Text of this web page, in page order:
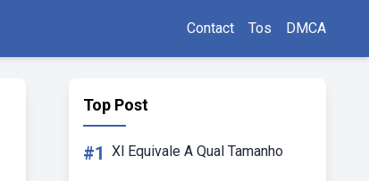
Contact Tos DMCA
Top Post
#1 Xl Equivale A Qual Tamanho